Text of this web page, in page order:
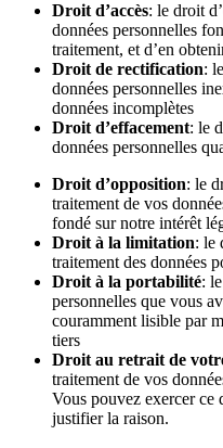
Droit d’accès: le droit
données personnelles
traitement, et d’en
Droit de rectification:
données personnelles
données incomplètes
Droit d’effacement: le
données personnelles
Droit d’opposition: le
traitement de vos
fondé sur notre intérêt
Droit à la limitation: le
traitement des données
Droit à la portabilité:
personnelles que vous
couramment lisible par
tiers
Droit au retrait de
traitement de vos
Vous pouvez exercer ce
justifier la raison.